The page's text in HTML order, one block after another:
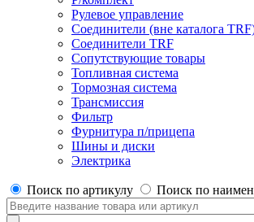
Рулевое управление
Соединители (вне каталога
Соединители TRF
Сопутствующие товары
Топливная система
Тормозная система
Трансмиссия
Фильтр
Фурнитура п/прицепа
Шины и диски
Электрика
Поиск по артикулу Поиск по